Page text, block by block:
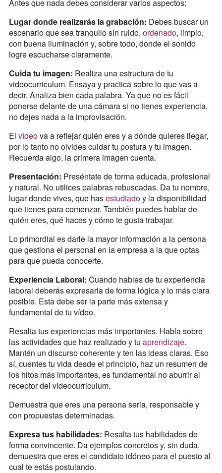
Antes que nada debes considerar varios aspectos:
Lugar donde realizarás la grabación: Debes buscar un
escenario que sea tranquilo sin ruido, ordenado, limpio,
con buena iluminación y, sobre todo, donde el sonido
logre escucharse claramente.
Cuida tu imagen: Realiza una estructura de tu
videocurriculum. Ensaya y practica sobre lo que vas a
decir. Analiza bien cada palabra. Ya que no es fácil
ponerse delante de una cámara si no tienes experiencia,
no dejes nada a la improvisación.
El vídeova a reflejar quién eres y a dónde quieres llegar,
por lo tanto no olvides cuidar tu postura y tu imagen.
Recuerda algo, la primera imagen cuenta.
Presentación: Preséntate de forma educada, profesional
y natural. No utilices palabras rebuscadas. Da tu nombre,
lugar donde vives, que hasestudiadoy la disponibilidad
que tienes para comenzar. También puedes hablar de
quién eres, qué haces y cómo te gusta trabajar.
Lo primordial es darle la mayor información a la persona
que gestiona el personal en la empresa a la que optas
para que pueda conocerte.
Experiencia Laboral: Cuando hables de tu experiencia
laboral deberás expresarla de forma lógica y lo más clara
posible. Esta debe ser la parte más extensa y
fundamental de tu vídeo.
Resalta tus experiencias más importantes. Habla sobre
las actividades que haz realizado y tu aprendizaje.
Mantén un discurso coherente y ten las ideas claras. Eso
sí, cuentes tu vida desde el principio, haz un resumen de
los hitos más importantes, es fundamental no aburrir al
receptor del videocurriculum.
Demuestra que eres una persona seria, responsable y
con propuestas determinadas.
Expresa tus habilidades: Resalta tus habilidades de
forma convincente. Da ejemplos concretos y, sin duda,
demuestra que eres el candidato idóneo para el puesto al
cual te estás postulando.